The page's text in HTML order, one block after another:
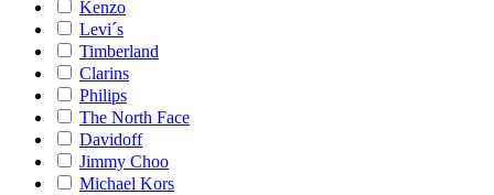
Kenzo
Levi´s
Timberland
Clarins
Philips
The North Face
Davidoff
Jimmy Choo
Michael Kors